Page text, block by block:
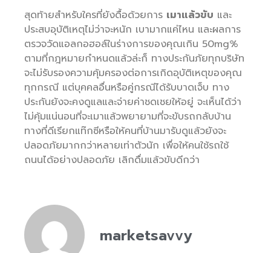
สุดท้ายสำหรับใครที่ยังดื้อด้วยการ เมาแล้วขับ และ
ประสบอุบัติเหตุไม่ว่าจะหนัก เบามากแค่ไหน และผลการ
ตรวจวัดแอลกอฮอล์ในร่างการของคุณเกิน 50mg%
ตามที่กฎหมายกำหนดแล้วล่ะก็ ทางประกันภัยทุกบริษัท
จะไม่รับรองความคุ้มครองต่อการเกิดอุบัติเหตุของคุณ
ทุกกรณี แต่บุคคลอื่นหรือคู่กรณีได้รับบาดเจ็บ ทาง
ประกันยังจะคงดูแลและจ่ายค่าชดเชยให้อยู่ จะเห็นได้ว่า
ไม่คุ้มแน่นอนที่จะเมาแล้วพยายามที่จะขับรถกลับบ้าน
ทางที่ดีเรียกแท๊กซีหรือให้คนที่บ้านมารับดูแล้วยังจะ
ปลอดภัยมากกว่าหลายเท่าตัวนัก เพื่อให้คนใช้รถใช้
ถนนได้อย่างปลอดภัย เลิกดื่มแล้วขับดีกว่า
marketsavvy